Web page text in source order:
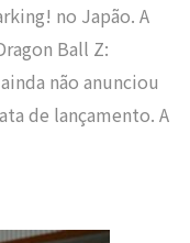
no Japão. A
Ball Z:
não anunciou
de lançamento. A